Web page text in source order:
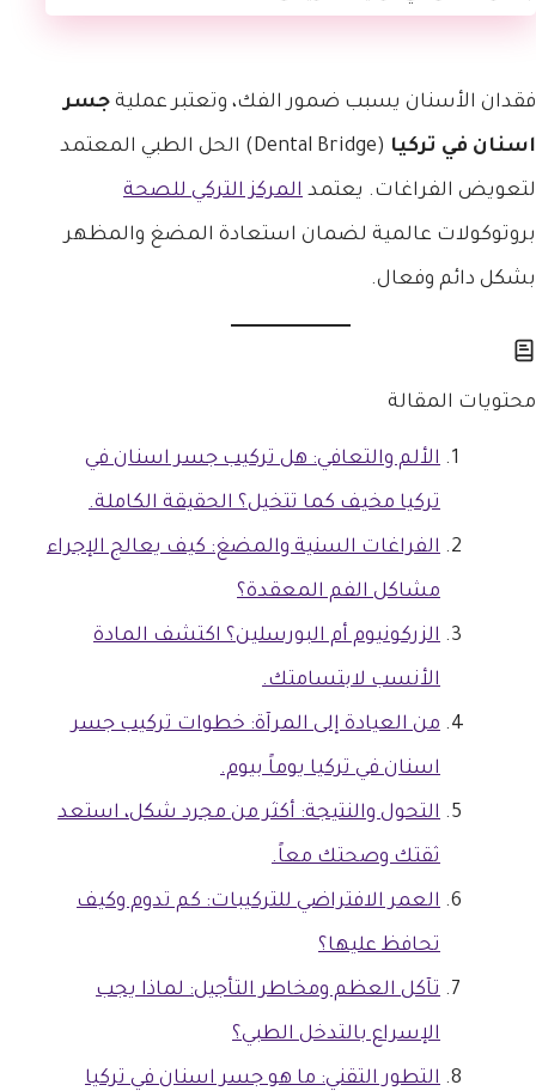
فقدان الأسنان يسبب ضمور الفك، وتعتبر عملية جسر
اسنان في تركيا (Dental Bridge) الحل الطبي المعتمد
لتعويض الفراغات. يعتمد المركز التركي للصحة
بروتوكولات عالمية لضمان استعادة المضغ والمظهر
بشكل دائم وفعال.
محتويات المقالة
الألم والتعافي: هل تركيب جسر اسنان في
تركيا مخيف كما تتخيل؟ الحقيقة الكاملة.
الفراغات السنية والمضغ: كيف يعالج الإجراء
مشاكل الفم المعقدة؟
الزركونيوم أم البورسلين؟ اكتشف المادة
الأنسب لابتسامتك.
من العيادة إلى المرآة: خطوات تركيب جسر
اسنان في تركيا يوماً بيوم.
التحول والنتيجة: أكثر من مجرد شكل، استعد
ثقتك وصحتك معاً.
العمر الافتراضي للتركيبات: كم تدوم وكيف
تحافظ عليها؟
تآكل العظم ومخاطر التأجيل: لماذا يجب
الإسراع بالتدخل الطبي؟
التطور التقني: ما هو جسر اسنان في تركيا